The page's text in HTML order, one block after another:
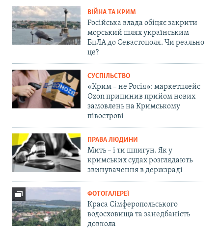
ВІЙНА ТА КРИМ
Російська влада обіцяє закрити
морський шлях українським
БпЛА до Севастополя. Чи реально
це?
СУСПІЛЬСТВО
«Крим – не Росія»: маркетплейс
Ozon припинив прийом нових
замовлень на Кримському
півострові
ПРАВА ЛЮДИНИ
Мить – і ти шпигун. Як у
кримських судах розглядають
звинувачення в держзраді
ФОТОГАЛЕРЕЇ
Краса Сімферопольського
водосховища та занедбаність
довкола